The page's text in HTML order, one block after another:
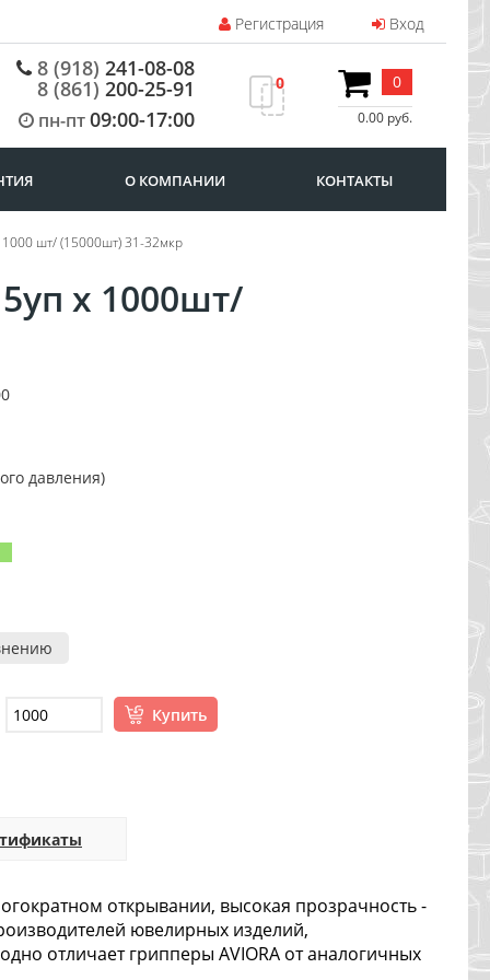
Регистрация Вход
8 (918) 241-08-08
8 (861) 200-25-91
пн-пт09:00-17:00
0 0
0.00 руб.
О КОМПАНИИ КОНТАКТЫ
шт/ (15000шт) 31-32мкр
х 1000шт/
давления)
Купить
открывании, высокая прозрачность -
ювелирных изделий,
отличает грипперы AVIORA от аналогичных